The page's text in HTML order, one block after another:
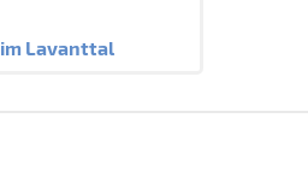
Lavanttal